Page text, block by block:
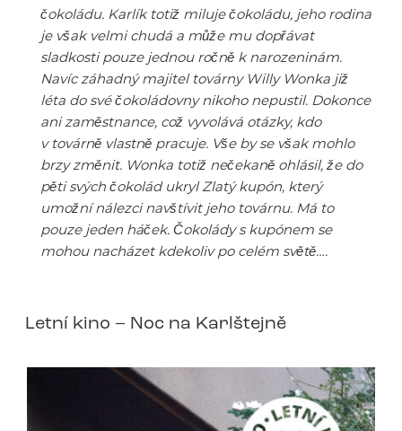
čokoládu. Karlík totiž miluje čokoládu, jeho rodina
je však velmi chudá a může mu dopřávat
sladkosti pouze jednou ročně k narozeninám.
Navíc záhadný majitel továrny Willy Wonka již
léta do své čokoládovny nikoho nepustil. Dokonce
ani zaměstnance, což vyvolává otázky, kdo
v továrně vlastně pracuje. Vše by se však mohlo
brzy změnit. Wonka totiž nečekaně ohlásil, že do
pěti svých čokolád ukryl Zlatý kupón, který
umožní nálezci navštívit jeho továrnu. Má to
pouze jeden háček. Čokolády s kupónem se
mohou nacházet kdekoliv po celém světě….
Letní kino – Noc na Karlštejně